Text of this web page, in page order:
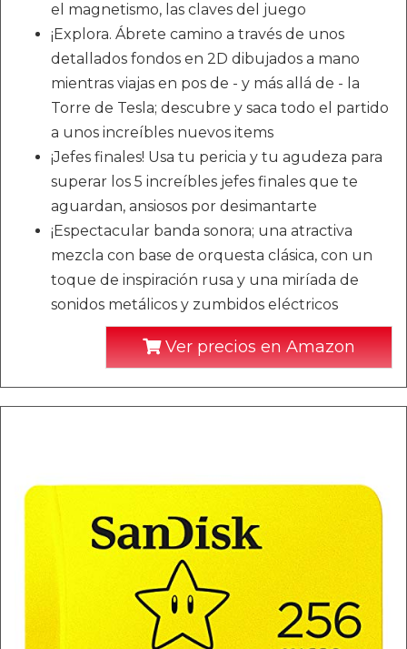
el magnetismo, las claves del juego
¡Explora. Ábrete camino a través de unos
detallados fondos en 2D dibujados a mano
mientras viajas en pos de - y más allá de - la
Torre de Tesla; descubre y saca todo el partido
a unos increíbles nuevos items
¡Jefes finales! Usa tu pericia y tu agudeza para
superar los 5 increíbles jefes finales que te
aguardan, ansiosos por desimantarte
¡Espectacular banda sonora; una atractiva
mezcla con base de orquesta clásica, con un
toque de inspiración rusa y una miríada de
sonidos metálicos y zumbidos eléctricos
Ver precios en Amazon